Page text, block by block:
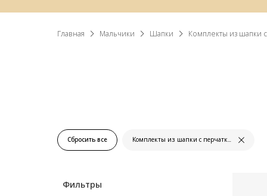
Главная Мальчики Шапки Комплекты из шапки
Сбросить все Комплекты из шапки с перчатками